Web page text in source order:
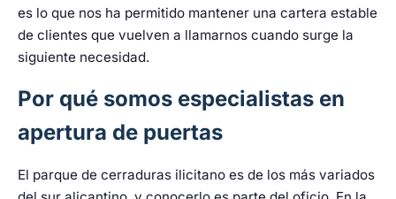
es lo que nos ha permitido mantener una cartera estable
de clientes que vuelven a llamarnos cuando surge la
siguiente necesidad.
Por qué somos especialistas en
apertura de puertas
El parque de cerraduras ilicitano es de los más variados